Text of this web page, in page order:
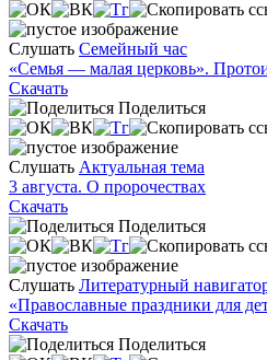
Слушать Семейный час
«Семья — малая церковь».
Скачать
Поделиться
Слушать Актуальная тема
3 августа. О пророчествах
Скачать
Поделиться
Слушать Литературный
«Православные праздники для
Скачать
Поделиться